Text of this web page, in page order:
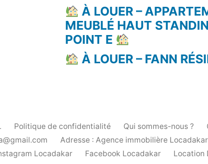
À LOUER –
MEUBLÉ HAUT
POINT E
À LOUER – FANN
Politique de confidentialité Qui sommes-nous ?
Adresse : Agence immobilière
Locadakar Facebook Locadakar Location